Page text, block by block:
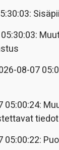
08-07
05:00:24:
tiedot
05:00:22: